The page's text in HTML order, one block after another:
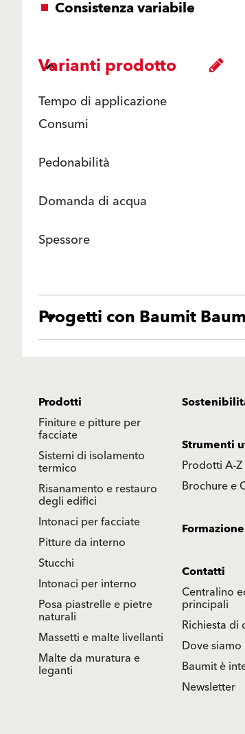
Consistenza variabile
Varianti prodotto
Tempo di applicazione
Consumi
Pedonabilità
Domanda di acqua
Spessore
Progetti con Baumit
Prodotti
Finiture e pitture per
facciate
Sistemi di isolamento
termico
Risanamento e restauro
degli edifici
Intonaci per facciate
Pitture da interno
Stucchi
Intonaci per interno
Posa piastrelle e pietre
naturali
Massetti e malte livellanti
Malte da muratura e
leganti
Strumenti
Prodotti A-Z
Brochure e
Formazione
Contatti
Centralino
principali
Richiesta di
Dove siamo
Baumit è
Newsletter